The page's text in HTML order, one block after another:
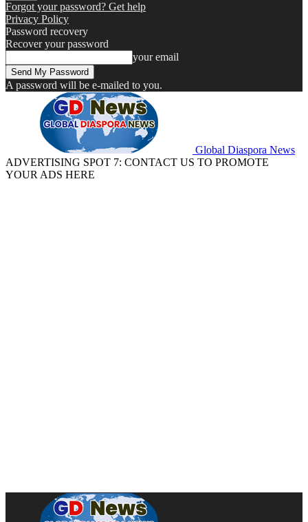
Forgot your password? Get help
Privacy Policy
Password recovery
Recover your password
your email
A password will be e-mailed to you.
Global Diaspora News
ADVERTISING SPOT 7: CONTACT US TO PROMOTE
YOUR ADS HERE